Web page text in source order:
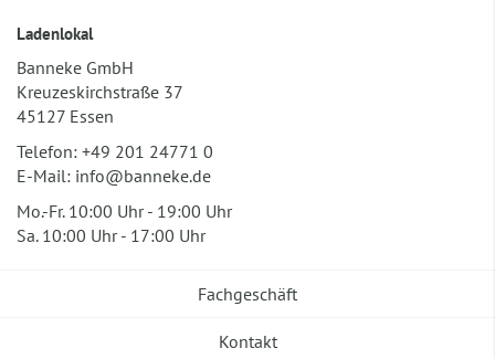
Ladenlokal
Banneke GmbH
Kreuzeskirchstraße 37
45127 Essen
Telefon: +49 201 24771 0
E-Mail: info@banneke.de
Mo.-Fr. 10:00 Uhr - 19:00 Uhr
Sa. 10:00 Uhr - 17:00 Uhr
Fachgeschäft
Kontakt